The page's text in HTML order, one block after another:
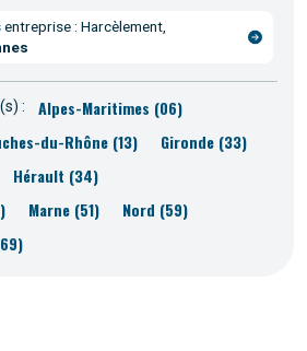
: Harcèlement,
:
Alpes-Maritimes (06)
du-Rhône (13)
Gironde (33)
Hérault (34)
Marne (51)
Nord (59)